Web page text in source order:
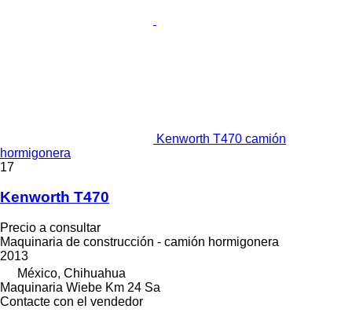
Kenworth T470 camión
hormigonera
17
Kenworth T470
Precio a consultar
Maquinaria de construcción - camión hormigonera
2013
México, Chihuahua
Maquinaria Wiebe Km 24 Sa
Contacte con el vendedor